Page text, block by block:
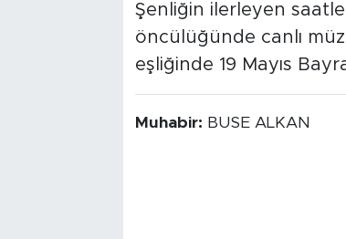
Şenliğin ilerleyen
öncülüğünde canlı
eşliğinde 19 Mayıs
Muhabir: BUSE ALKAN